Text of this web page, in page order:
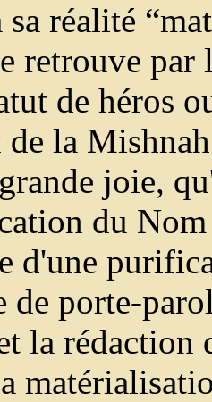
sa réalité
retrouve par
de héros
la
joie,
du
d'une
de porte-
la rédaction